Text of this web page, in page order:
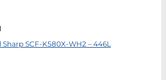
SCF-K580X-WH2 – 446L